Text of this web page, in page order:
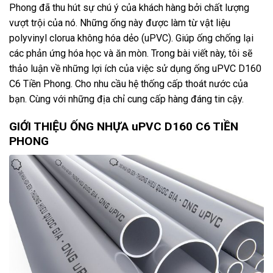
Phong đã thu hút sự chú ý của khách hàng bởi chất lượng
vượt trội của nó. Những ống này được làm từ vật liệu
polyvinyl clorua không hóa dẻo (uPVC). Giúp ống chống lại
các phản ứng hóa học và ăn mòn. Trong bài viết này, tôi sẽ
thảo luận về những lợi ích của việc sử dụng ống uPVC D160
C6 Tiền Phong. Cho nhu cầu hệ thống cấp thoát nước của
bạn. Cùng với những địa chỉ cung cấp hàng đáng tin cậy.
GIỚI THIỆU ỐNG NHỰA uPVC D160 C6 TIỀN
PHONG